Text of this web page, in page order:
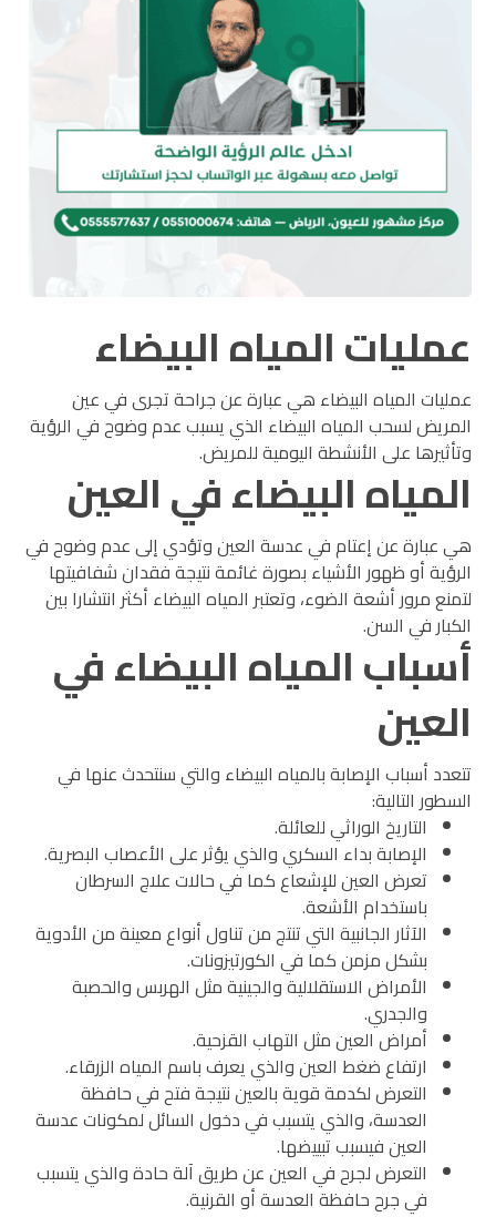
عمليات المياه البيضاء
عمليات المياه البيضاء هي عبارة عن جراحة تجرى في عين
المريض لسحب المياه البيضاء الذي يسبب عدم وضوح في الرؤية
وتأثيرها على الأنشطة اليومية للمريض.
المياه البيضاء في العين
هي عبارة عن إعتام في عدسة العين وتؤدي إلى عدم وضوح في
الرؤية أو ظهور الأشياء بصورة غائمة نتيجة فقدان شفافيتها
لتمنع مرور أشعة الضوء، وتعتبر المياه البيضاء أكثر انتشارا بين
الكبار في السن.
أسباب المياه البيضاء في
العين
تتعدد أسباب الإصابة بالمياه البيضاء والتي سنتحدث عنها في
السطور التالية:
التاريخ الوراثي للعائلة.
الإصابة بداء السكري والذي يؤثر على الأعصاب البصرية.
تعرض العين للإشعاع كما في حالات علاج السرطان
باستخدام الأشعة.
الآثار الجانبية التي تنتج من تناول أنواع معينة من الأدوية
بشكل مزمن كما في الكورتيزونات.
الأمراض الاستقلالية والجينية مثل الهربس والحصبة
والجدري.
أمراض العين مثل التهاب القزحية.
ارتفاع ضغط العين والذي يعرف باسم المياه الزرقاء.
التعرض لكدمة قوية بالعين نتيجة فتح في حافظة
العدسة، والذي يتسبب في دخول السائل لمكونات عدسة
العين فيسبب تبييضها.
التعرض لجرح في العين عن طريق آلة حادة والذي يتسبب
في جرح حافظة العدسة أو القرنية.